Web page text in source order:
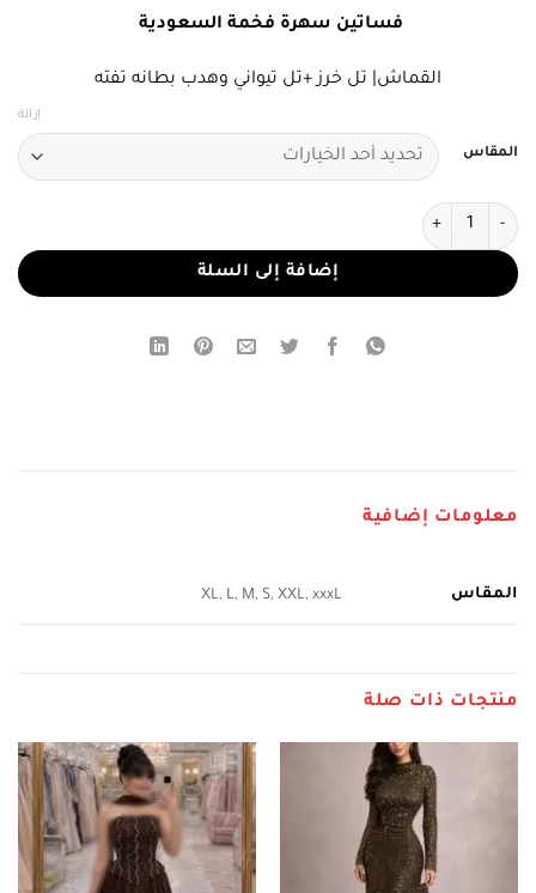
فساتين سهرة فخمة السعودية
القماش| تل خرز +تل تيواني وهدب بطانه تفته
المقاس
إزالة
كمية فستان سهرة روز مطرز بقصة حورية
إضافة إلى السلة
معلومات إضافية
المقاس XL, L, M, S, XXL, xxxL
منتجات ذات صلة